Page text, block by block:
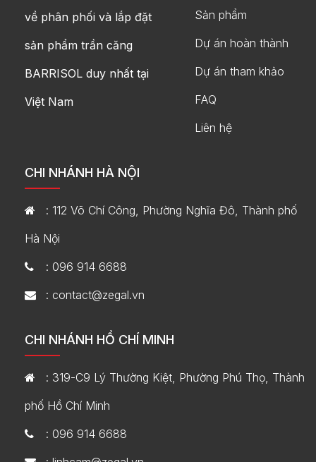
về phân phối và lắp đặt
sản phẩm trần căng
BARRISOL duy nhất tại
Việt Nam
Sản phẩm
Dự án hoàn thành
Dự án tham khảo
FAQ
Liên hệ
CHI NHÁNH HÀ NỘI
: 112 Võ Chí Công, Phường Nghĩa Đô, Thành phố
Hà Nội
: 096 914 6688
: contact@zegal.vn
CHI NHÁNH HỒ CHÍ MINH
: 319-C9 Lý Thường Kiệt, Phường Phú Thọ, Thành
phố Hồ Chí Minh
: 096 914 6688